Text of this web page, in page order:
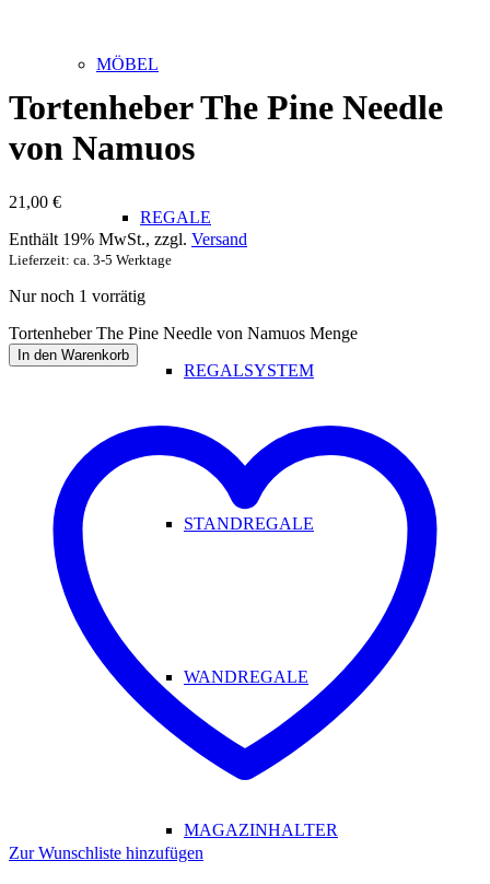
MÖBEL
REGALE
REGALSYSTEM
STANDREGALE
WANDREGALE
MAGAZINHALTER
Tortenheber The Pine Needle
von Namuos
21,00 €
Enthält 19% MwSt., zzgl. Versand
Lieferzeit: ca. 3-5 Werktage
Nur noch 1 vorrätig
Tortenheber The Pine Needle von Namuos Menge
In den Warenkorb
Zur Wunschliste hinzufügen